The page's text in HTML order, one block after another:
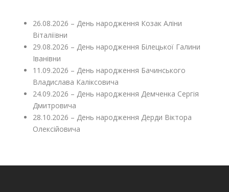
26.08.2026 – День народження Козак Аліни
Віталіївни
29.08.2026 – День народження Білецької Галини
Іванівни
11.09.2026 – День народження Бачинського
Владислава Каліксовича
24.09.2026 – День народження Демченка Сергія
Дмитровича
28.10.2026 – День народження Дерди Віктора
Олексійовича